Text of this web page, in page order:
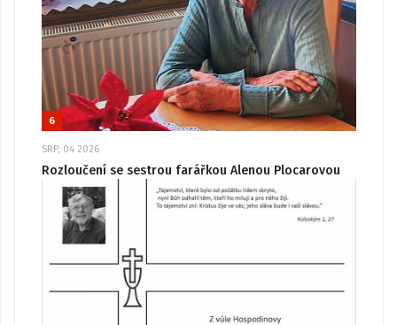
6
SRP, 04 2026
Rozloučení se sestrou farářkou Alenou Plocarovou